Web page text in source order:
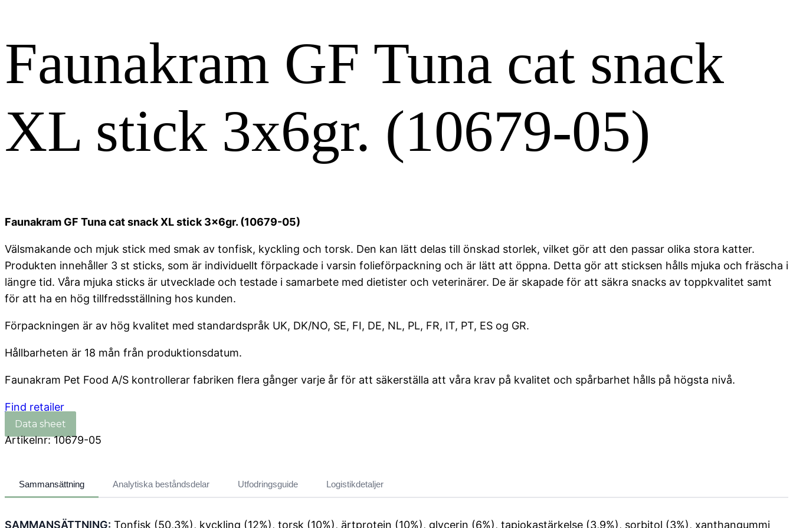
Faunakram GF Tuna cat snack
XL stick 3x6gr. (10679-05)
Faunakram GF Tuna cat snack XL stick 3x6gr. (10679-05)
Välsmakande och mjuk stick med smak av tonfisk, kyckling och torsk. Den kan lätt delas till önskad storlek, vilket gör att den passar olika stora katter.
Produkten innehåller 3 st sticks, som är individuellt förpackade i varsin folieförpackning och är lätt att öppna. Detta gör att sticksen hålls mjuka och fräscha i
längre tid. Våra mjuka sticks är utvecklade och testade i samarbete med dietister och veterinärer. De är skapade för att säkra snacks av toppkvalitet samt
för att ha en hög tillfredsställning hos kunden.
Förpackningen är av hög kvalitet med standardspråk UK, DK/NO, SE, FI, DE, NL, PL, FR, IT, PT, ES og GR.
Hållbarheten är 18 mån från produktionsdatum.
Faunakram Pet Food A/S kontrollerar fabriken flera gånger varje år för att säkerställa att våra krav på kvalitet och spårbarhet hålls på högsta nivå.
Find retailer
Artikelnr:10679-05
Sammansättning Analytiska beståndsdelar Utfodringsguide Logistikdetaljer
SAMMANSÄTTNING: Tonfisk (50,3%), kyckling (12%), torsk (10%), ärtprotein (10%), glycerin (6%), tapiokastärkelse (3,9%), sorbitol (3%), xanthangummi